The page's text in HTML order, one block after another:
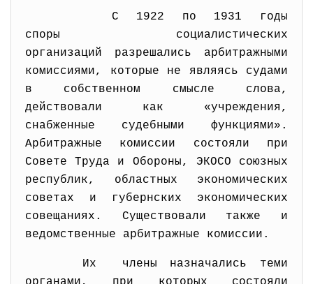
С 1922 по 1931 годы
споры социалистических
организаций разрешались арбитражными
комиссиями, которые не являясь судами
в собственном смысле слова,
действовали как «учреждения,
снабженные судебными функциями».
Арбитражные комиссии состояли при
Совете Труда и Обороны, ЭКОСО союзных
республик, областных экономических
советах и губернских экономических
совещаниях. Существовали также и
ведомственные арбитражные комиссии.
Их члены назначались теми